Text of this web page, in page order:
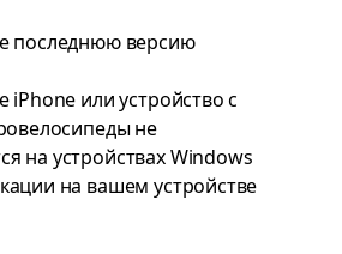
последнюю версию
iPhone или устройство с
не
на устройствах Windows
на вашем устройстве